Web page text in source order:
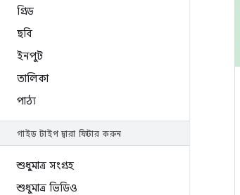
গ্রিড
ছবি
ইনপুট
তালিকা
পাঠ্য
গাইড টাইপ দ্বারা ফিল্টার করুন
শুধুমাত্র সংগ্রহ
শুধুমাত্র ভিডিও